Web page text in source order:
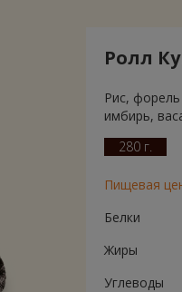
Ролл
Рис,
имбирь,
280 г.
Пищевая
Белки
Жиры
Углеводы